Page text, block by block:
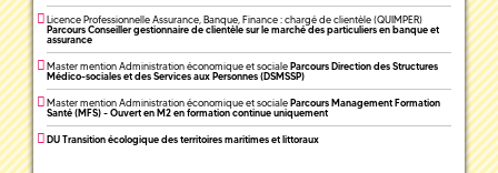
Licence Professionnelle Assurance, Banque, Finance : chargé de clientèle (QUIMPER)
Parcours Conseiller gestionnaire de clientèle sur le marché des particuliers en banque et
assurance
Master mention Administration économique et socialeParcours Direction des Structures
Médico-sociales et des Services aux Personnes (DSMSSP)
Master mention Administration économique et socialeParcours Management Formation
Santé (MFS) - Ouvert en M2 en formation continue uniquement
DU Transition écologique des territoires maritimes et littoraux